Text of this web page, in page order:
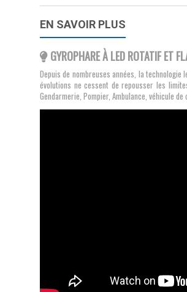
EN SAVOIR PLUS
GYROPHARE À LED ROTATIF
Depuis de nombreuses années, la technologie
évolutions ne cessent de repousser les
Gendarmerie, Pompier, Ambulance, véhicule